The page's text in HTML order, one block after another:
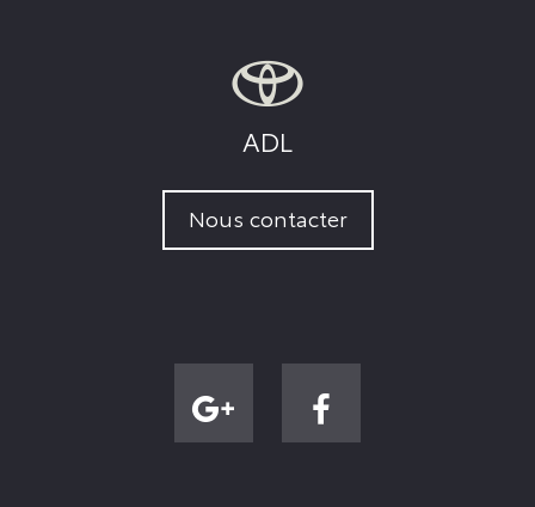
ADL
Nous contacter